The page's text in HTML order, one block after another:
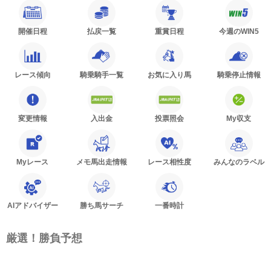
開催日程 払戻一覧 重賞日程 今週のWIN5
レース傾向 騎乗騎手一覧 お気に入り馬 騎乗停止情報
変更情報 入出金 投票照会 My収支
Myレース メモ馬出走情報 レース相性度 みんなのラベル
AIアドバイザー 勝ち馬サーチ 一番時計
厳選！勝負予想